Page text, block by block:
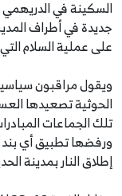
السكينة في الدريهمي
جديدة في أطراف
على عملية السلام
ويقول مراقبون
الحوثية تصعيدها
تلك الجماعات
ورفضها تطبيق أي
إطلاق النار بمدينة